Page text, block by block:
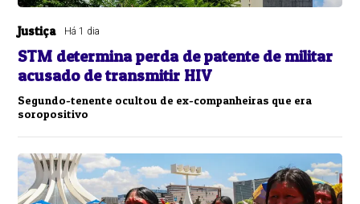
Justiça Há 1 dia
STM determina perda de patente de militar
acusado de transmitir HIV
Segundo-tenente ocultou de ex-companheiras que era
soropositivo